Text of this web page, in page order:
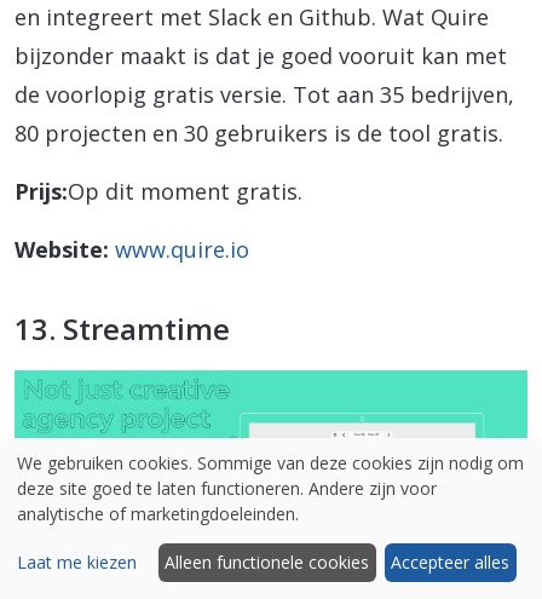
en integreert met Slack en Github. Wat Quire
bijzonder maakt is dat je goed vooruit kan met
de voorlopig gratis versie. Tot aan 35 bedrijven,
80 projecten en 30 gebruikers is de tool gratis.
Prijs:Op dit moment gratis.
Website: www.quire.io
13. Streamtime
We gebruiken cookies. Sommige van deze cookies zijn nodig om
deze site goed te laten functioneren. Andere zijn voor
analytische of marketingdoeleinden.
Laat me kiezen Alleen functionele cookies Accepteer alles